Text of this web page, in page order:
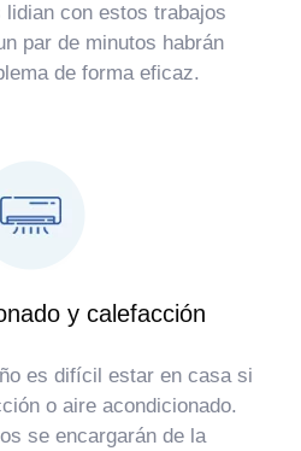
con estos trabajos
par de minutos habrán
de forma eficaz.
y calefacción
es difícil estar en casa si
o aire acondicionado.
se encargarán de la